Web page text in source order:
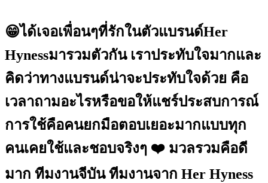
😁ได้เจอเพื่อนๆที่รักในตัวแบรนด์Her
Hynessมารวมตัวกัน เราประทับใจมากและ
คิดว่าทางแบรนด์น่าจะประทับใจด้วย คือ
เวลาถามอะไรหรือขอให้แชร์ประสบการณ์
การใช้คือคนยกมือตอบเยอะมากแบบทุก
คนเคยใช้และชอบจริงๆ ❤️ มวลรวมคือดี
มาก ทีมงานจีบัน ทีมงานจาก Her Hyness